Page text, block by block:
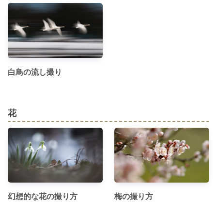
白鳥の流し撮り
花
幻想的な花の撮り方 梅の撮り方